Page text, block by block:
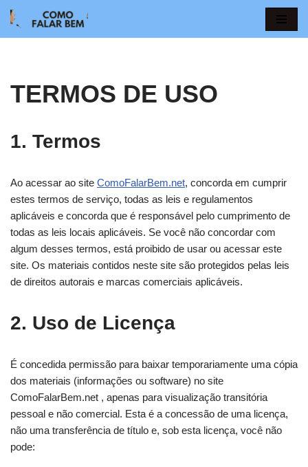
Pular
conteúdo
TERMOS DE USO
1. Termos
Ao acessar ao site ComoFalarBem.net, concorda em cumprir
estes termos de serviço, todas as leis e regulamentos
aplicáveis ​​e concorda que é responsável pelo cumprimento de
todas as leis locais aplicáveis. Se você não concordar com
algum desses termos, está proibido de usar ou acessar este
site. Os materiais contidos neste site são protegidos pelas leis
de direitos autorais e marcas comerciais aplicáveis.
2. Uso de Licença
É concedida permissão para baixar temporariamente uma cópia
dos materiais (informações ou software) no site
ComoFalarBem.net , apenas para visualização transitória
pessoal e não comercial. Esta é a concessão de uma licença,
não uma transferência de título e, sob esta licença, você não
pode: